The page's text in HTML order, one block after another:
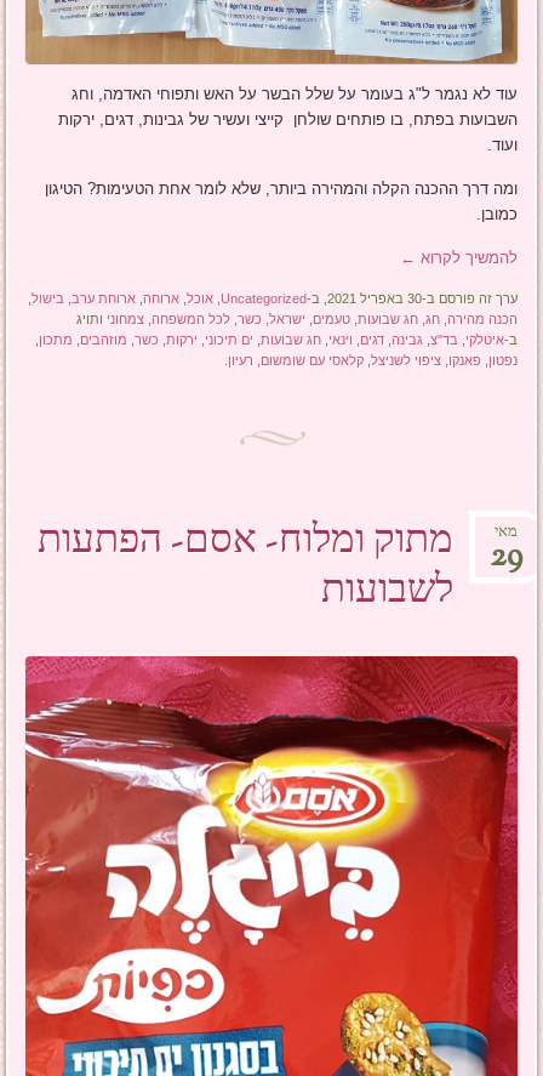
עוד לא נגמר ל"ג בעומר על שלל הבשר על האש ותפוחי האדמה, וחג
השבועות בפתח, בו פותחים שולחן קייצי ועשיר של גבינות, דגים, ירקות
ועוד.
ומה דרך ההכנה הקלה והמהירה ביותר, שלא לומר אחת הטעימות? הטיגון
כמובן.
להמשיך לקרוא ←
ערך זה פורסם ב-30 באפריל 2021, ב- Uncategorized
,אוכל ,ארוחה ,ארוחת ערב בישול
הכנה מהירה ,חג ,חג שבועות ,טעמים ישראל כשר ,לכל המשפחה ,צמחוני ותויג
ב-איטלקי בד"צ גבינה ,דגים וינאי ,חג שבועות ים תיכוני ירקות כשר מוזהבים מתכון
נפטון
פאנקו ,ציפוי לשניצל ,קלאסי עם שומשום רעיון
מתוק ומלוח- אסם- הפתעות
לשבועות
מאי
29